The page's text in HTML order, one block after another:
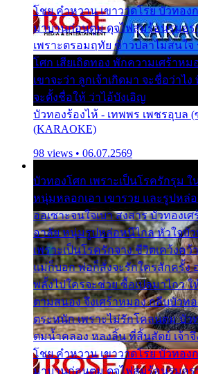
โชย คำหวาน เขาวาดโรย บัวทอง
มาบานก่อนตูม ดุจไฟสุมร้อนรุมอุร
เพราะตรอมฤทัย ข้าวปลาไม่สนใจ
โศก เสียเถิดทอง พักความเศร้าหม
เขาจะว่า ลูกเจ้าเกิดมา จะชื่อว่าไ
จะตั้งชื่อให้ ว่าไอ้บังเอิญ
บัวทองร้องไห้ - เทพพร เพชรอุบล
(KARAOKE)
98 views • 06.07.2569
บัวทองโศก เพราะเป็นโรครักรุม
หนุ่มหลอกเอา เขารวย และรูปหล่
ออเซาะจนใจเบา สงสาร บัวทองเ
อาลัย หนุ่มรูปหล่อหนีไกล หัวใจบัว
เพราะเป็นโรครักจาง ชีวิตเคว้งคว้
แม่ก็บอก พ่อก็สั่งจะรักใครสักครั้ง
พลั้งไปใครจะช่วย ซื้อเปลมาไกว
ตามสนอง จึงเศร้าหมอง กลีบบัวท
ตระหนัก เพราะไม่รักโคลนตม บัว
ตมน้ำคลอง หลงลิ้น ที่สิ้นสัตย์ เจ้า
โชย คำหวาน เขาวาดโรย บัวทอง
มาบานก่อนตูม ดุจไฟสุมร้อนรุมอุร